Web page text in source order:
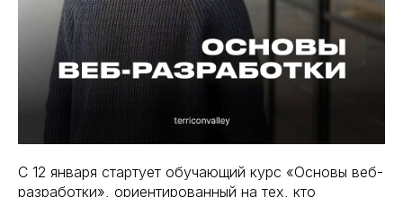
С 12 января стартует обучающий курс «Основы веб-
разработки», ориентированный на тех, кто